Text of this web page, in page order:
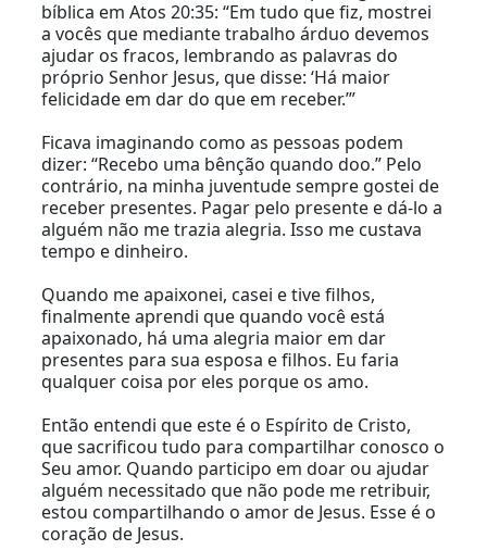
bíblica em Atos 20:35: “Em tudo que fiz, mostrei
a vocês que mediante trabalho árduo devemos
ajudar os fracos, lembrando as palavras do
próprio Senhor Jesus, que disse: ‘Há maior
felicidade em dar do que em receber.’”
Ficava imaginando como as pessoas podem
dizer: “Recebo uma bênção quando doo.” Pelo
contrário, na minha juventude sempre gostei de
receber presentes. Pagar pelo presente e dá-lo a
alguém não me trazia alegria. Isso me custava
tempo e dinheiro.
Quando me apaixonei, casei e tive filhos,
finalmente aprendi que quando você está
apaixonado, há uma alegria maior em dar
presentes para sua esposa e filhos. Eu faria
qualquer coisa por eles porque os amo.
Então entendi que este é o Espírito de Cristo,
que sacrificou tudo para compartilhar conosco o
Seu amor. Quando participo em doar ou ajudar
alguém necessitado que não pode me retribuir,
estou compartilhando o amor de Jesus. Esse é o
coração de Jesus.